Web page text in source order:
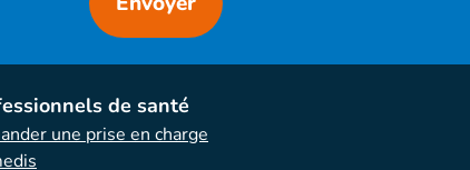
de santé
une prise en charge